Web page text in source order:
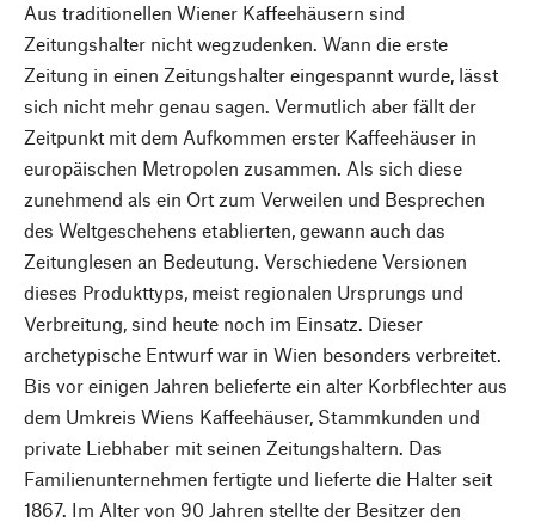
Aus traditionellen Wiener Kaffeehäusern sind
Zeitungshalter nicht wegzudenken. Wann die erste
Zeitung in einen Zeitungshalter eingespannt wurde, lässt
sich nicht mehr genau sagen. Vermutlich aber fällt der
Zeitpunkt mit dem Aufkommen erster Kaffeehäuser in
europäischen Metropolen zusammen. Als sich diese
zunehmend als ein Ort zum Verweilen und Besprechen
des Weltgeschehens etablierten, gewann auch das
Zeitunglesen an Bedeutung. Verschiedene Versionen
dieses Produkttyps, meist regionalen Ursprungs und
Verbreitung, sind heute noch im Einsatz. Dieser
archetypische Entwurf war in Wien besonders verbreitet.
Bis vor einigen Jahren belieferte ein alter Korbflechter aus
dem Umkreis Wiens Kaffeehäuser, Stammkunden und
private Liebhaber mit seinen Zeitungshaltern. Das
Familienunternehmen fertigte und lieferte die Halter seit
1867. Im Alter von 90 Jahren stellte der Besitzer den